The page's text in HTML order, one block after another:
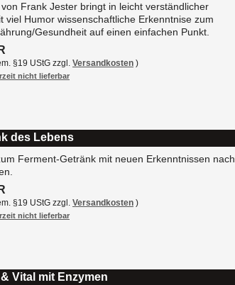
von Frank Jester bringt in leicht verständlicher
viel Humor wissenschaftliche Erkenntnise zum
Gesundheit auf einen einfachen Punkt.
§19 UStG zzgl. Versandkosten )
nicht lieferbar
des Lebens
Ferment-Getränk mit neuen Erkenntnissen nach
§19 UStG zzgl. Versandkosten )
nicht lieferbar
Vital mit Enzymen